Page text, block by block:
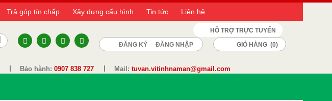
Trả góp tín chấp Xây dựng cấu hình Tin tức Liên hệ
HỖ TRỢ TRỰC TUYẾN
ĐĂNG KÝ
ĐĂNG NHẬP GIỎ HÀNG (0)
Bảo hành: 0907 838 727 Mail: tuvan.vitinhnaman@gmail.com